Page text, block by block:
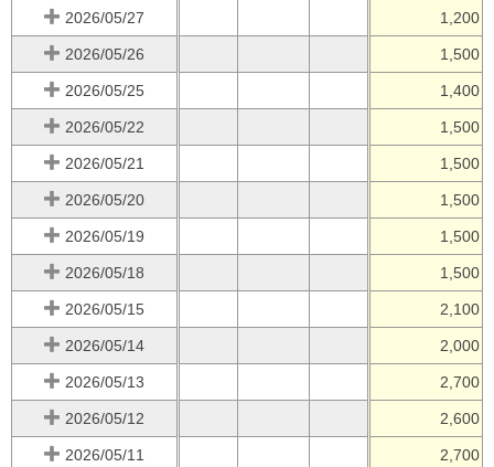
2026/05/27 1,200
2026/05/26 1,500
2026/05/25 1,400
2026/05/22 1,500
2026/05/21 1,500
2026/05/20 1,500
2026/05/19 1,500
2026/05/18 1,500
2026/05/15 2,100
2026/05/14 2,000
2026/05/13 2,700
2026/05/12 2,600
2026/05/11 2,700